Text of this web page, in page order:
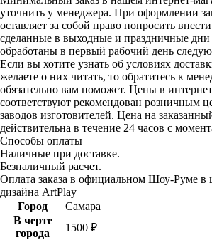
уточнить у менеджера. При оформлении
оставляет за собой право попросить
сделанные в выходные и праздничные дни
обработаны в первый рабочий день
Если вы хотите узнать об условиях
желаете о них читать, то обратитесь к
обязательно вам поможет. Цены в
соответствуют рекомендован розничным
заводов изготовителей. Цена на
действительна в течение 24 часов с
Способы оплаты
Наличные при доставке.
Безналичный расчет.
Оплата заказа в официальном Шоу-Руме в
дизайна ArtPlay
Город
Самара
В черте
города
1500 ₽